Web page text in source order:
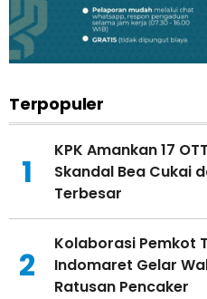
Terpopuler
1
KPK Amankan 17
Skandal Bea Cukai
Terbesar
2
Kolaborasi Pemkot
Indomaret Gelar
Ratusan Pencaker